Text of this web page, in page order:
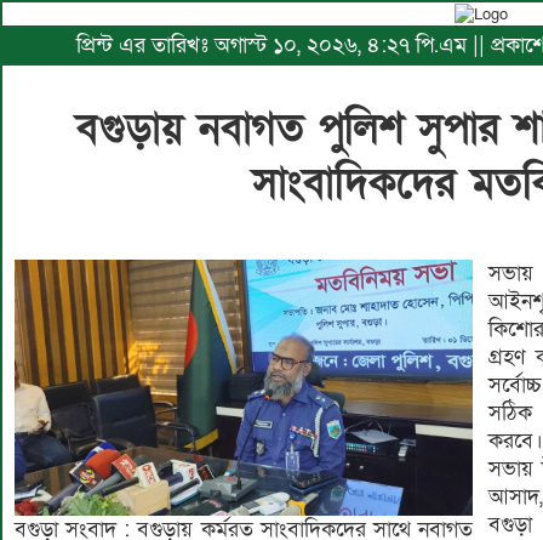
প্রিন্ট এর তারিখঃ অগাস্ট ১০, ২০২৬, ৪:২৭ পি.এম ||
বগুড়ায় নবাগত পুলিশ সুপার
সাংবাদিকদের
বগুড়া সংবাদ : বগুড়ায় কর্মরত সাংবাদিকদের সাথে নবাগত
গ্রহণ
সভায়
বগুড়া